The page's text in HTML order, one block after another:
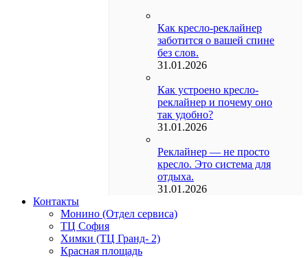
Как кресло-реклайнер
заботится о вашей спине
без слов.
31.01.2026
Как устроено кресло-
реклайнер и почему оно
так удобно?
31.01.2026
Реклайнер — не просто
кресло. Это система для
отдыха.
31.01.2026
Контакты
Монино (Отдел сервиса)
ТЦ София
Химки (ТЦ Гранд- 2)
Красная площадь